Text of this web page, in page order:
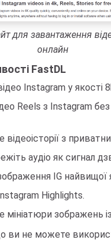
для завантаження
онлайн
FastDL
Instagram у якості
Reels з Instagram
з
аудіо як сигнал
IG найвищої
Highlights.
зображень із
ви не можете